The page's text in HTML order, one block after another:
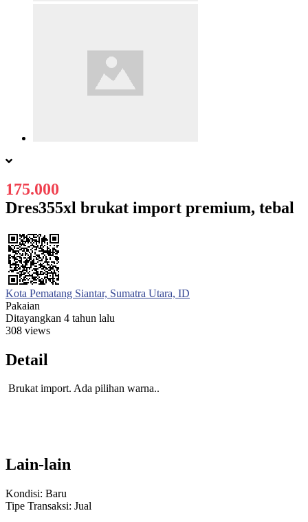
175.000
Dres355xl brukat import premium, tebal
Kota Pematang Siantar, Sumatra Utara, ID
Pakaian
Ditayangkan 4 tahun lalu
308 views
Detail
Brukat import. Ada pilihan warna..
Lain-lain
Kondisi: Baru
Tipe Transaksi: Jual